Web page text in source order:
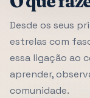
Desde os seus
estrelas com
essa ligação ao
aprender,
comunidade.